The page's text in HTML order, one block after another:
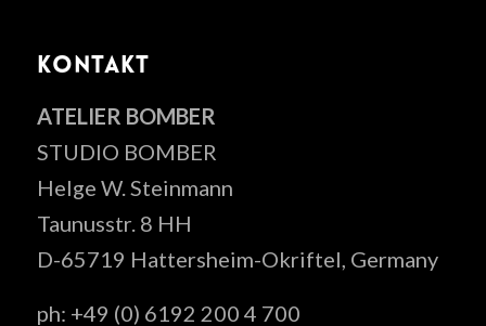
KONTAKT
ATELIER BOMBER
STUDIO BOMBER
Helge W. Steinmann
Taunusstr. 8 HH
D-65719 Hattersheim-Okriftel, Germany
ph: +49 (0) 6192 200 4 700